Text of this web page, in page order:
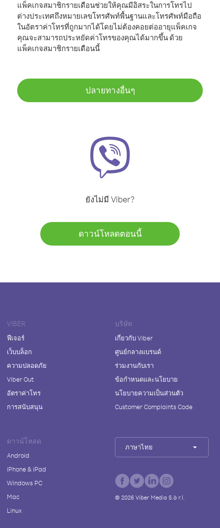
แพ็คเกจสมาชิกรายเดือนช่วยให้คุณมีอิสระในการโทรไป
ต่างประเทศถึงหมายเลขโทรศัพท์พื้นฐานและโทรศัพท์มือถือ
ในอัตราค่าโทรที่ถูกมากได้โดยไม่ต้องคอยต่ออายุแพ็คเกจ
คุณจะสามารถประหยัดค่าโทรของคุณได้มากขึ้น ด้วย
แพ็คเกจสมาชิกรายเดือนนี้
ปลายทางอื่นๆ
ยังไม่มี Viber?
ดาวน์โหลดตอนนี้
VIBER
ฟีเจอร์
เว็บบล็อก
ความปลอดภัย
Viber Out
อัตราค่าโทร
การสนับสนุน
บริษัท
เกี่ยวกับ Viber
ศูนย์กลางแบรนด์
ร่วมงานกับเรา
ข้อกำหนดและนโยบาย
นโยบายความเป็นส่วนตัว
Customer Complaints Code
ดาวน์โหลด
Android
iPhone & iPad
Windows PC
Mac
Linux
ภาษาไทย
© 2026Viber Media S.à r.l.